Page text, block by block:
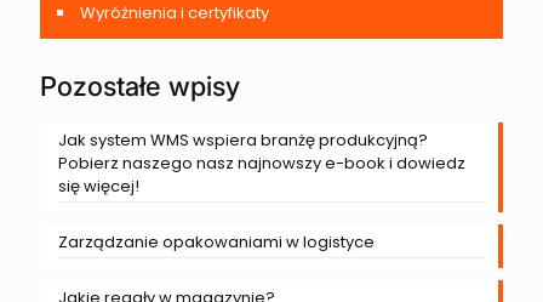
Wyróżnienia i certyfikaty
Pozostałe wpisy
Jak system WMS wspiera branżę produkcyjną?
Pobierz naszego nasz najnowszy e-book i dowiedz
się więcej!
Zarządzanie opakowaniami w logistyce